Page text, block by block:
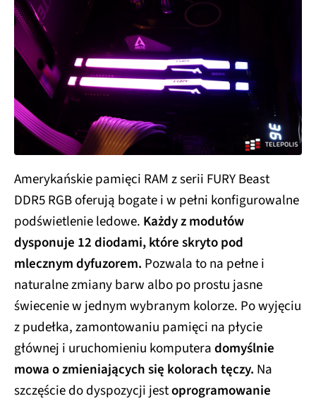
Amerykańskie pamięci RAM z serii FURY Beast
DDR5 RGB oferują bogate i w pełni konfigurowalne
podświetlenie ledowe. Każdy z modułów
dysponuje 12 diodami, które skryto pod
mlecznym dyfuzorem. Pozwala to na pełne i
naturalne zmiany barw albo po prostu jasne
świecenie w jednym wybranym kolorze. Po wyjęciu
z pudełka, zamontowaniu pamięci na płycie
głównej i uruchomieniu komputeradomyślnie
mowa o zmieniających się kolorach tęczy. Na
szczęście do dyspozycji jestoprogramowanie